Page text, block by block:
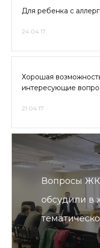
Для ребенка с
24.04.17
Хорошая
интересующие
21.04.17
Вопросы
обсудили в